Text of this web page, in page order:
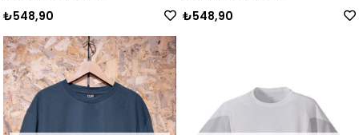
₺548,90 ₺548,90